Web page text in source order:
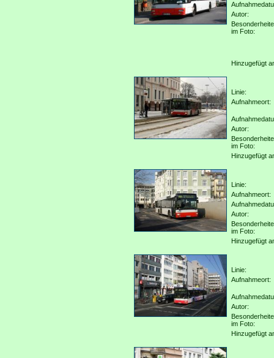
Autor:
im Foto:
Hinzugefügt
Linie:
Aufnahmeort:
Autor:
im Foto:
Hinzugefügt
Linie:
Aufnahmeort:
Autor:
im Foto:
Hinzugefügt
Linie:
Aufnahmeort:
Autor:
im Foto:
Hinzugefügt